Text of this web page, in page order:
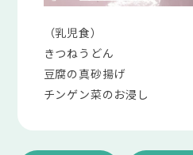
（乳児食）
きつねうどん
豆腐の真砂揚げ
チンゲン菜のお浸し